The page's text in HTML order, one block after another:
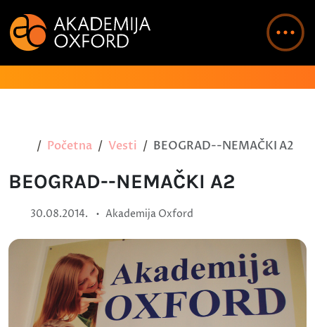
Početna Vesti BEOGRAD--NEMAČKI A2
BEOGRAD--NEMAČKI A2
30.08.2014. • Akademija Oxford